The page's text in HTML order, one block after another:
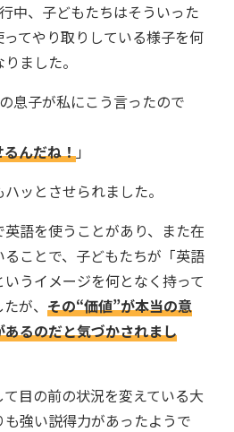
中、子どもたちはそういった
てやり取りしている様子を何
ました。
息子が私にこう言ったので
んだね！」
ッとさせられました。
語を使うことがあり、また在
ことで、子どもたちが「英語
うイメージを何となく持って
が、 その“価値”が本当の意
るのだと気づかされまし
目の前の状況を変えている大
強い説得力があったようで